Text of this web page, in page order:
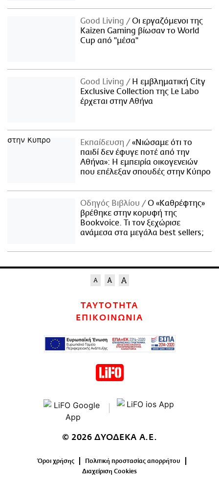
Good Living
Οι εργαζόμενοι της
Kaizen Gaming βίωσαν το World
Cup από "μέσα"
Good Living
Η εμβληματική City
Exclusive Collection της Le Labo
έρχεται στην Αθήνα
Εκπαίδευση
«Νιώσαμε ότι το
παιδί δεν έφυγε ποτέ από την
Αθήνα»: Η εμπειρία οικογενειών
που επέλεξαν σπουδές στην Κύπρο
Οδηγός Βιβλίου
Ο «Καθρέφτης»
βρέθηκε στην κορυφή της
Bookvoice. Τι τον ξεχώρισε
ανάμεσα στα μεγάλα best sellers;
ΤΑΥΤΟΤΗΤΑ
ΕΠΙΚΟΙΝΩΝΙΑ
© 2026 ΔΥΟΔΕΚΑ Α.Ε.
Όροι χρήσης
Πολιτική προστασίας απορρήτου
Διαχείριση Cookies